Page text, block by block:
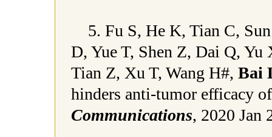
5. Fu S, He K, Tian C,
D, Yue T, Shen Z, Dai Q,
Tian Z, Xu T, Wang H#, Bai
hinders anti-tumor efficacy
Communications, 2020 Jan